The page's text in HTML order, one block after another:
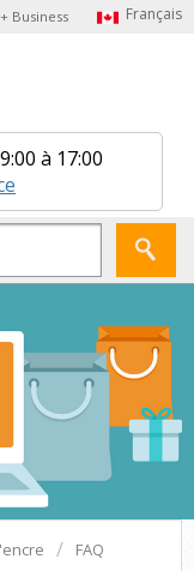
Business
à 17:00
FAQ